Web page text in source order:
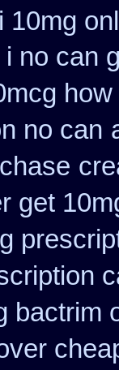
10mg
no can
how
no can
get
bactrim